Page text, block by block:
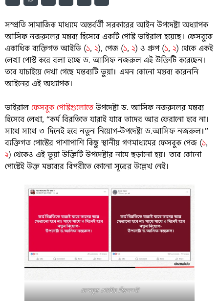
সম্প্রতি সামাজিক মাধ্যমে অন্তর্বর্তী সরকারের আইন উপদেষ্টা অধ্যাপক
আসিফ নজরুলের মন্তব্য হিসেবে একটি পোস্ট ভাইরাল হয়েছে। ফেসবুকে
একাধিক ব্যক্তিগত আইডি (১, ২), পেজ (১, ২) ও গ্রুপ (১, ২) থেকে একই
লেখা পোস্ট করে বলা হচ্ছে ড. আসিফ নজরুল এই উক্তিটি করেছেন।
তবে যাচাইয়ে দেখা গেছে মন্তব্যটি ভুয়া। এমন কোনো মন্তব্য করেননি
আইনের এই অধ্যাপক।
ভাইরাল ফেসবুক পোস্টগুলোতেউপদেষ্টা ড. আসিফ নজরুলের মন্তব্য
হিসেবে লেখা, “কর্ম বিরতিতে যারাই যাবে তাদের আর ফেরানো হবে না।
সাথে সাথে ৩ দিনেই হবে নতুন নিয়োগ-উপদেষ্টা ড.আসিফ নজরুল।”
ব্যক্তিগত পোস্টের পাশাপাশি কিছু স্থানীয় গণমাধ্যমের ফেসবুক পেজ (১,
২) থেকেও এই ভুয়া উক্তিটি উপদেষ্টার নামে ছড়ানো হয়। তবে কোনো
পোস্টেই উক্ত মন্তব্যের বিপরীতে কোনো সূত্রের উল্লেখ নেই।
ফেসবুক পোস্টের স্ক্রিনশট